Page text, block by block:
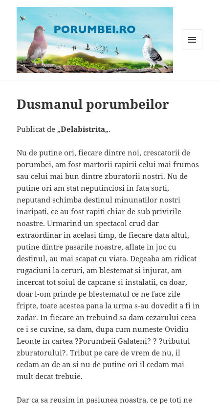
Dusmanul porumbeilor
Publicat de „Delabistrita„.
Nu de putine ori, fiecare dintre noi, crescatorii de
porumbei, am fost martorii rapirii celui mai frumos
sau celui mai bun dintre zburatorii nostri. Nu de
putine ori am stat neputinciosi in fata sorti,
neputand schimba destinul minunatilor nostri
inaripati, ce au fost rapiti chiar de sub privirile
noastre.Urmarind un spectacol crud dar
extraordinar in acelasi timp, de fiecare data altul,
putine dintre pasarile noastre, aflate in joc cu
destinul, au mai scapat cu viata. Degeaba am ridicat
rugaciuni la ceruri, am blestemat si injurat, am
incercat tot soiul de capcane si instalatii, ca doar,
doar l-om prinde pe blestematul ce ne face zile
fripte, toate acestea pana la urma s-au dovedit a fi in
zadar. In fiecare an trebuind sa dam cezarului ceea
ce i se cuvine, sa dam, dupa cum numeste Ovidiu
Leonte in cartea ?Porumbeii Galateni? ? ?tributul
zburatorului?. Tribut pe care de vrem de nu, il
cedam an de an si nu de putine ori il cedam mai
mult decat trebuie.
Dar ca sa reusim in pasiunea noastra, ce pe toti ne